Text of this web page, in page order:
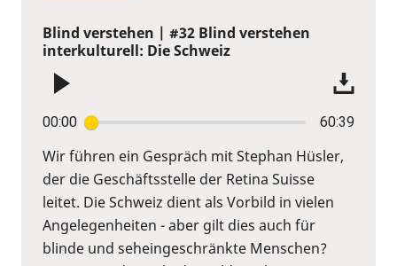
Blind verstehen | #32 Blind verstehen
interkulturell: Die Schweiz
00:00 60:39
Wir führen ein Gespräch mit Stephan Hüsler,
der die Geschäftsstelle der Retina Suisse
leitet. Die Schweiz dient als Vorbild in vielen
Angelegenheiten - aber gilt dies auch für
blinde und seheingeschränkte Menschen?